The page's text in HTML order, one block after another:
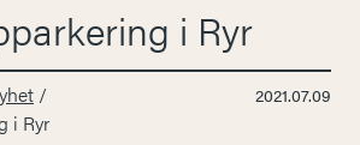
i Ryr
/
i Ryr
2021.07.09